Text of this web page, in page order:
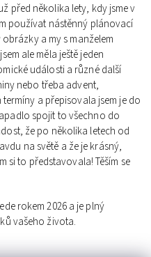
před několika lety, kdy jsme v
používat nástěnný plánovací
a my s manželem
ale měla ještě jeden
události a různé další
nebo třeba advent,
a přepisovala jsem je do
spojit to všechno do
že po několika letech od
na světě a že je krásný,
si to představovala! Těším se
rokem 2026 a je plný
vašeho života.